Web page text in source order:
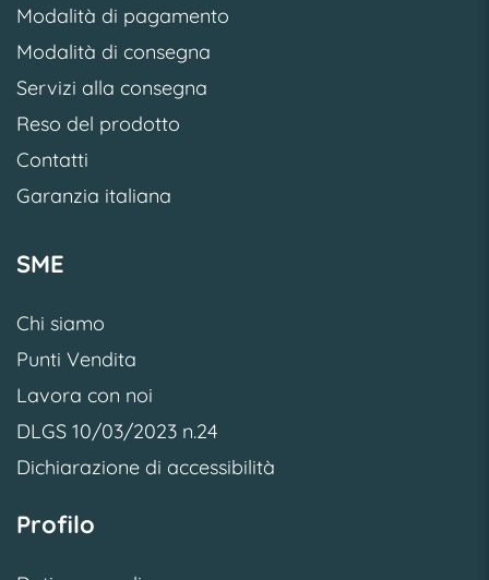
Modalità di pagamento
Modalità di consegna
Servizi alla consegna
Reso del prodotto
Contatti
Garanzia italiana
SME
Chi siamo
Punti Vendita
Lavora con noi
DLGS 10/03/2023 n.24
Dichiarazione di accessibilità
Profilo